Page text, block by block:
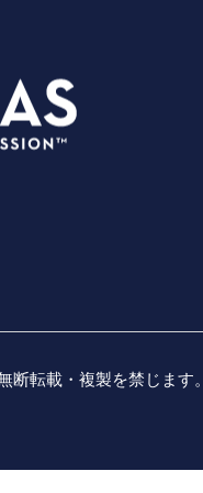
断転載・複製を禁じます。